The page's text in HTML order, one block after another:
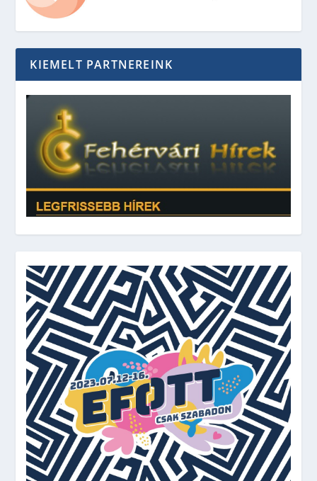
KIEMELT PARTNEREINK